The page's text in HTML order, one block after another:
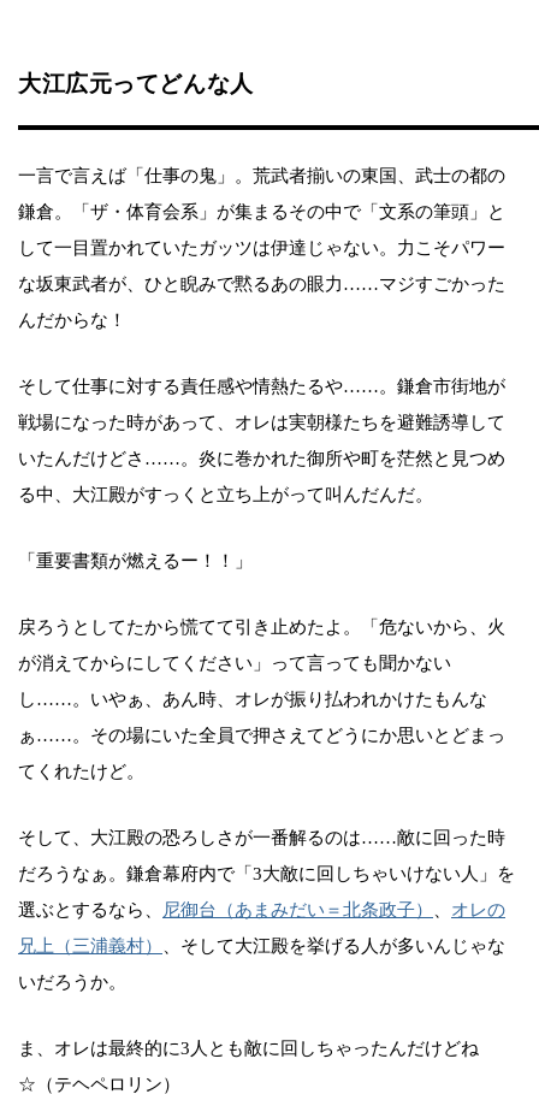
大江広元ってどんな人
一言で言えば「仕事の鬼」。荒武者揃いの東国、武士の都の
鎌倉。「ザ・体育会系」が集まるその中で「文系の筆頭」と
して一目置かれていたガッツは伊達じゃない。力こそパワー
な坂東武者が、ひと睨みで黙るあの眼力……マジすごかった
んだからな！
そして仕事に対する責任感や情熱たるや……。鎌倉市街地が
戦場になった時があって、オレは実朝様たちを避難誘導して
いたんだけどさ……。炎に巻かれた御所や町を茫然と見つめ
る中、大江殿がすっくと立ち上がって叫んだんだ。
「重要書類が燃えるー！！」
戻ろうとしてたから慌てて引き止めたよ。「危ないから、火
が消えてからにしてください」って言っても聞かない
し……。いやぁ、あん時、オレが振り払われかけたもんな
ぁ……。その場にいた全員で押さえてどうにか思いとどまっ
てくれたけど。
そして、大江殿の恐ろしさが一番解るのは……敵に回った時
だろうなぁ。鎌倉幕府内で「3大敵に回しちゃいけない人」を
選ぶとするなら、
尼御台（あまみだい＝北条政子）
オレの
兄上（三浦義村）
、そして大江殿を挙げる人が多いんじゃな
いだろうか。
ま、オレは最終的に3人とも敵に回しちゃったんだけどね
☆（テヘペロリン）